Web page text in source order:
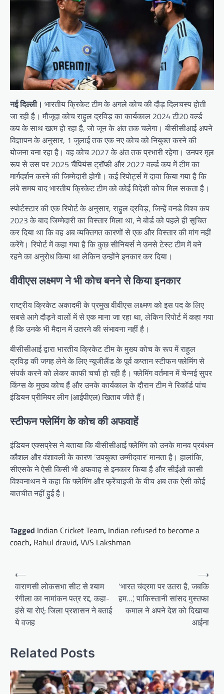
नई दिल्ली। भारतीय क्रिकेट टीम के अगले कोच की दौड़ दिलचस्प होती
जा रही है। मौजूदा कोच राहुल द्रविड़ का कार्यकाल 2024 टी20 वर्ल्ड
कप के साथ खत्म हो रहा है, जो जून के अंत तक चलेगा। बीसीसीआई अपने
विज्ञापन के अनुसार, 1 जुलाई तक एक नए कोच को नियुक्त करने की
योजना बना रहा है। वह कोच 2027 के अंत तक प्रभारी रहेगा। उनपर मूल
रूप से उस पर 2025 चैंपियंस ट्रॉफी और 2027 वर्ल्ड कप में टीम का
मार्गदर्शन करने की जिम्मेदारी होगी। कई रिपोर्ट्स में दावा किया गया है कि
लंबे समय बाद भारतीय क्रिकेट टीम को कोई विदेशी कोच मिल सकता है।
स्पोर्टस्टार की एक रिपोर्ट के अनुसार, राहुल द्रविड़, जिन्हें वनडे विश्व कप
2023 के बाद जिम्मेदारी का विस्तार मिला था, ने बोर्ड को पहले ही सूचित
कर दिया था कि वह अब व्यक्तिगत कारणों से एक और विस्तार की मांग नहीं
करेंगे। रिपोर्ट में कहा गया है कि कुछ सीनियर्स ने उनसे टेस्ट टीम में बने
रहने का अनुरोध किया था लेकिन उन्होंने इनकार कर दिया।
वीवीएस लक्ष्मण ने भी कोच बनने से किया इनकार
राष्ट्रीय क्रिकेट अकादमी के प्रमुख वीवीएस लक्ष्मण को इस पद के लिए
सबसे आगे दौड़ने वालों में से एक माना जा रहा था, लेकिन रिपोर्ट में कहा गया
है कि उनके भी मैदान में उतरने की संभावना नहीं है।
बीसीसीआई द्वारा भारतीय क्रिकेट टीम के मुख्य कोच के रूप में राहुल
द्रविड़ की जगह लेने के लिए न्यूजीलैंड के पूर्व कप्तान स्टीफन फ्लेमिंग से
संपर्क करने को लेकर काफी चर्चा हो रही है। फ्लेमिंग वर्तमान में चेन्नई सुपर
किंग्स के मुख्य कोच हैं और उनके कार्यकाल के दौरान टीम ने रिकॉर्ड पांच
इंडियन प्रीमियर लीग (आईपीएल) खिताब जीते हैं।
स्टीफन फ्लेमिंग के कोच की अफवाहें
इंडियन एक्सप्रेस ने बताया कि बीसीसीआई फ्लेमिंग को उनके मानव प्रबंधन
कौशल और वंशावली के कारण ‘उपयुक्त उम्मीदवार’ मानता है। हालांकि,
सीएसके ने ऐसी किसी भी अफवाह से इनकार किया है और सीईओ कासी
विश्वनाथन ने कहा कि फ्लेमिंग और फ्रेंचाइजी के बीच अब तक ऐसी कोई
बातचीत नहीं हुई है।
Tagged Indian Cricket Team, Indian refused to become a
coach, Rahul dravid,VVS Lakshman
Post
navigation
⟵
वाराणसी लोकसभा सीट से श्याम
रंगीला का नामांकन पत्र रद्द, कहा-
हंसे या रोएं; जिला प्रशासन ने बताई
ये वजह
‘भारत चंद्रमा पर उतरा है, जबकि
हम…’, पाकिस्तानी सांसद मुस्तफा
कमाल ने अपने देश को दिखाया
आईना
⟶
Related Posts